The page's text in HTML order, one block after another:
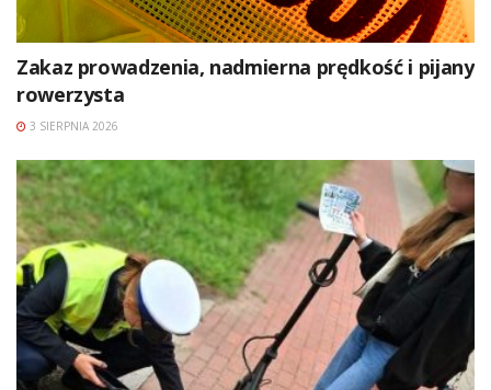
Zakaz prowadzenia, nadmierna prędkość i pijany
rowerzysta
3 SIERPNIA 2026